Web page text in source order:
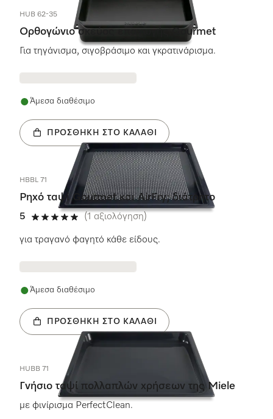
HUB 62-35
Ορθογώνιο σκεύος επαγωγής Gourmet
Για τηγάνισμα, σιγοβράσιμο και γκρατινάρισμα.
Άμεσα διαθέσιμο
ΠΡΟΣΘΉΚΗ ΣΤΟ ΚΑΛΆΘΙ
HBBL 71
Ρηχό ταψί Gourmet και AirFry; διάτρητο
5
5 αστέρια από 5
(1 αξιολόγηση)
για τραγανό φαγητό κάθε είδους.
Άμεσα διαθέσιμο
ΠΡΟΣΘΉΚΗ ΣΤΟ ΚΑΛΆΘΙ
HUBB 71
Γνήσιο ταψί πολλαπλών χρήσεων της Miele
με φινίρισμα PerfectClean.